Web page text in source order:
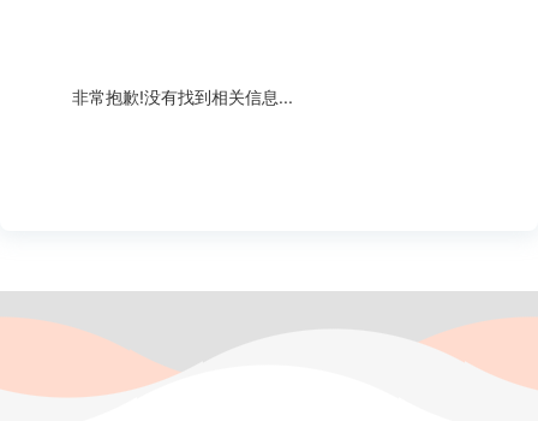
非常抱歉!没有找到相关信息...